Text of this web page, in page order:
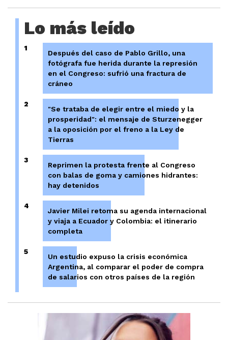
Lo más leído
1
Después del caso de Pablo Grillo, una
fotógrafa fue herida durante la represión
en el Congreso: sufrió una fractura de
cráneo
2
"Se trataba de elegir entre el miedo y la
prosperidad": el mensaje de Sturzenegger
a la oposición por el freno a la Ley de
Tierras
3
Reprimen la protesta frente al Congreso
con balas de goma y camiones hidrantes:
hay detenidos
4
Javier Milei retoma su agenda internacional
y viaja a Ecuador y Colombia: el itinerario
completa
5
Un estudio expuso la crisis económica
Argentina, al comparar el poder de compra
de salarios con otros países de la región